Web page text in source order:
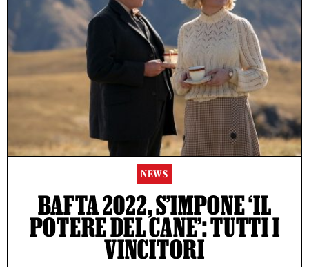
NEWS
BAFTA 2022, S’IMPONE ‘IL
POTERE DEL CANE’: TUTTI I
VINCITORI